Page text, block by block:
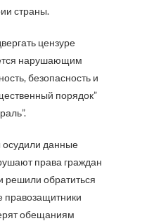
страны.
цензуре
нарушающим
безопасность и
порядок”
данные
права граждан
решили обратиться
правозащитники
обещаниям